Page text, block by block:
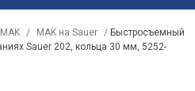
MAK / MAK на Sauer / Быстросъемный
Sauer 202, кольца 30 мм, 5252-